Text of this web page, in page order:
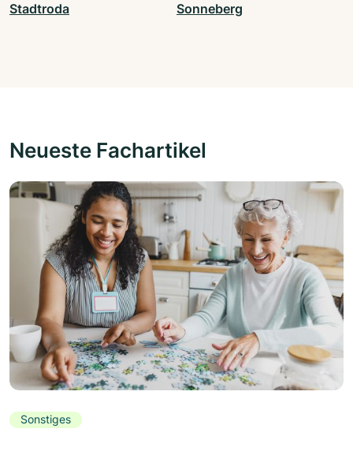
Stadtroda Sonneberg
Neueste Fachartikel
Sonstiges